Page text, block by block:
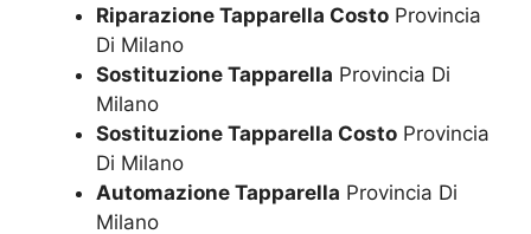
Riparazione Tapparella Costo Provincia
Di Milano
Sostituzione Tapparella Provincia Di
Milano
Sostituzione Tapparella Costo Provincia
Di Milano
Automazione Tapparella Provincia Di
Milano